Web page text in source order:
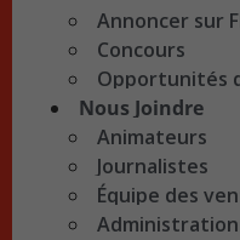
Annoncer sur
Concours
Opportunités
Nous Joindre
Animateurs
Journalistes
Équipe des
Administration